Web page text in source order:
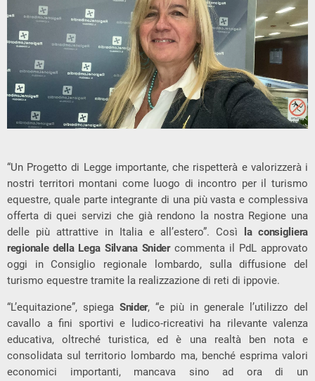
“Un Progetto di Legge importante, che rispetterà e valorizzerà i
nostri territori montani come luogo di incontro per il turismo
equestre, quale parte integrante di una più vasta e complessiva
offerta di quei servizi che già rendono la nostra Regione una
delle più attrattive in Italia e all’estero”. Così
la consigliera
regionale della Lega Silvana Snidercommenta il PdL approvato
oggi in Consiglio regionale lombardo, sulla diffusione del
turismo equestre tramite la realizzazione di reti di ippovie.
“L’equitazione”, spiega Snider, “e più in generale l’utilizzo del
cavallo a fini sportivi e ludico-ricreativi ha rilevante valenza
educativa, oltreché turistica, ed è una realtà ben nota e
consolidata sul territorio lombardo ma, benché esprima valori
economici importanti, mancava sino ad ora di un